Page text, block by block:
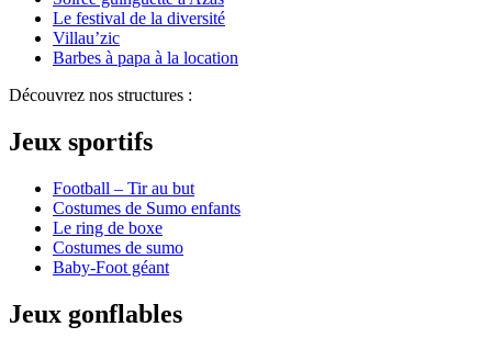
Le festival de la diversité
Villau’zic
Barbes à papa à la location
Découvrez nos structures :
Jeux sportifs
Football – Tir au but
Costumes de Sumo enfants
Le ring de boxe
Costumes de sumo
Baby-Foot géant
Jeux gonflables